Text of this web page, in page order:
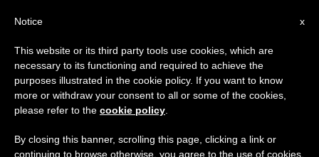
IGLESIA LOCAL
×
Aviso importante
Del 27 de julio al 7 de agosto haremos la pausa
anual, aprovechando que en el periodo de verano
se generan menos informaciones y también el
x
Notice
This website or its third party tools use cookies, which are
necessary to its functioning and required to achieve the
purposes illustrated in the cookie policy. If you want to know
more or withdraw your consent to all or some of the cookies,
please refer to the cookie policy
By closing this banner, scrolling this page, clicking a link or
continuing to browse otherwise, you agree to the use of cookies.